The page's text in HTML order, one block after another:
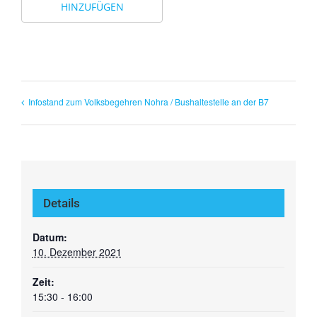
HINZUFÜGEN
Infostand zum Volksbegehren Nohra / Bushaltestelle an der B7
Details
Datum:
10. Dezember 2021
Zeit:
15:30 - 16:00